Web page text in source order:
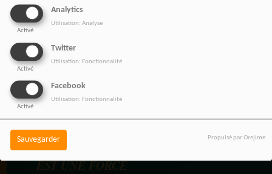
Analytics
Activé
Utilisation: Analyse
Twitter
Activé
Utilisation: Fonctionnalité
Facebook
Activé
Utilisation: Fonctionnalité
Sauvegarder Propulsé par Orejime
RADIOTAMTAM
AFRICA — LA PAROLE
EST UNE FORCE